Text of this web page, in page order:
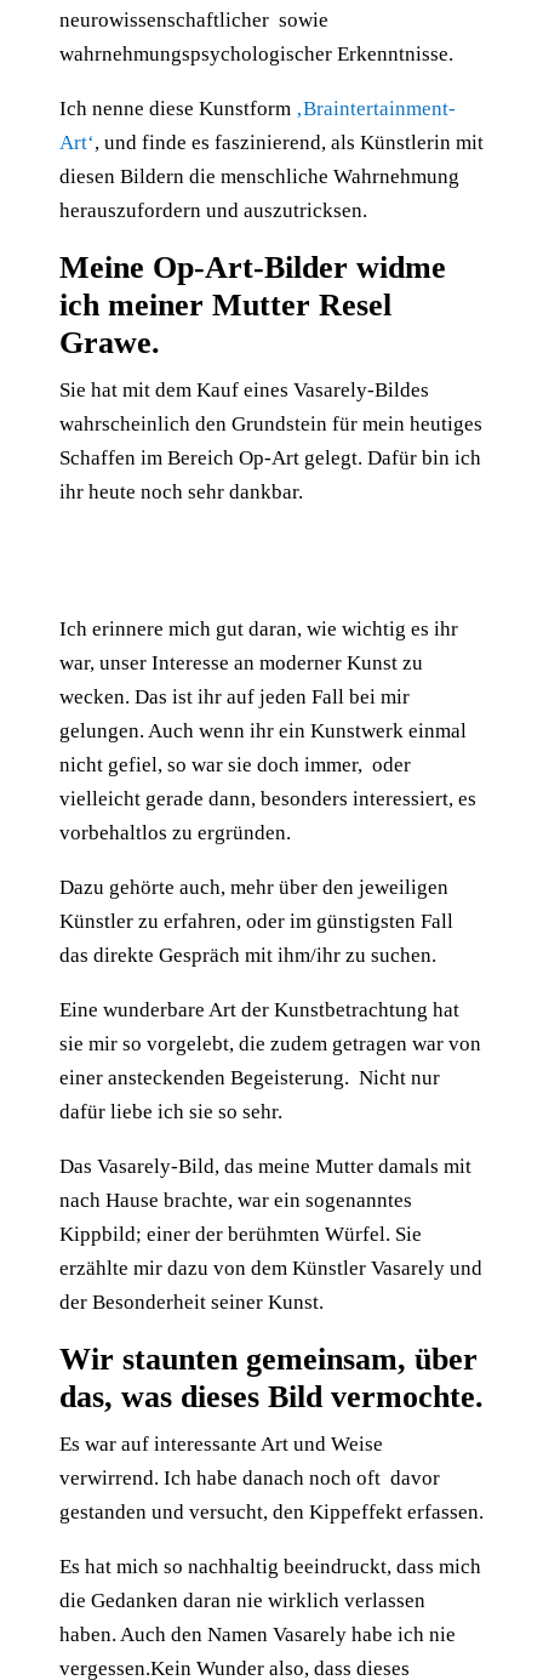
neurowissenschaftlicher sowie
wahrnehmungspsychologischer Erkenntnisse.
Ich nenne diese Kunstform ‚Braintertainment-
Art‘, und finde es faszinierend, als Künstlerin mit
diesen Bildern die menschliche Wahrnehmung
herauszufordern und auszutricksen.
Meine Op-Art-Bilder widme
ich meiner Mutter Resel
Grawe.
Sie hat mit dem Kauf eines Vasarely-Bildes
wahrscheinlich den Grundstein für mein heutiges
Schaffen im Bereich Op-Art gelegt. Dafür bin ich
ihr heute noch sehr dankbar.
Ich erinnere mich gut daran, wie wichtig es ihr
war, unser Interesse an moderner Kunst zu
wecken. Das ist ihr auf jeden Fall bei mir
gelungen. Auch wenn ihr ein Kunstwerk einmal
nicht gefiel, so war sie doch immer, oder
vielleicht gerade dann, besonders interessiert, es
vorbehaltlos zu ergründen.
Dazu gehörte auch, mehr über den jeweiligen
Künstler zu erfahren, oder im günstigsten Fall
das direkte Gespräch mit ihm/ihr zu suchen.
Eine wunderbare Art der Kunstbetrachtung hat
sie mir so vorgelebt, die zudem getragen war von
einer ansteckenden Begeisterung. Nicht nur
dafür liebe ich sie so sehr.
Das Vasarely-Bild, das meine Mutter damals mit
nach Hause brachte, war ein sogenanntes
Kippbild; einer der berühmten Würfel. Sie
erzählte mir dazu von dem Künstler Vasarely und
der Besonderheit seiner Kunst.
Wir staunten gemeinsam, über
das, was dieses Bild vermochte.
Es war auf interessante Art und Weise
verwirrend. Ich habe danach noch oft davor
gestanden und versucht, den Kippeffekt erfassen.
Es hat mich so nachhaltig beeindruckt, dass mich
die Gedanken daran nie wirklich verlassen
haben. Auch den Namen Vasarely habe ich nie
vergessen.Kein Wunder also, dass dieses